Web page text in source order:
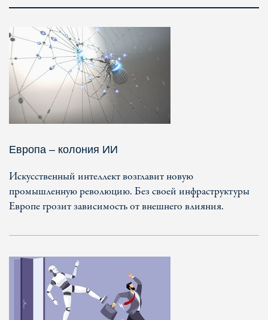
Европа – колония ИИ
Искусственный интеллект возглавит новую
промышленную революцию. Без своей инфраструктуры
Европе грозит зависимость от внешнего влияния.